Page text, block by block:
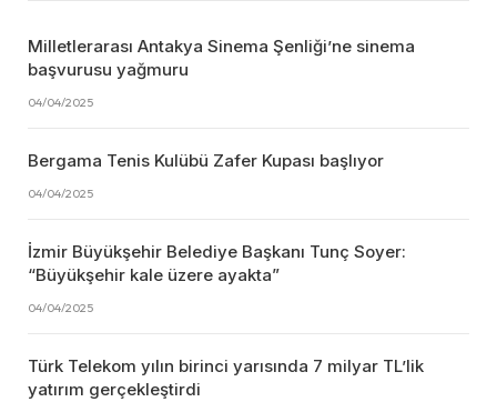
Milletlerarası Antakya Sinema Şenliği’ne sinema
başvurusu yağmuru
04/04/2025
Bergama Tenis Kulübü Zafer Kupası başlıyor
04/04/2025
İzmir Büyükşehir Belediye Başkanı Tunç Soyer:
“Büyükşehir kale üzere ayakta”
04/04/2025
Türk Telekom yılın birinci yarısında 7 milyar TL’lik
yatırım gerçekleştirdi